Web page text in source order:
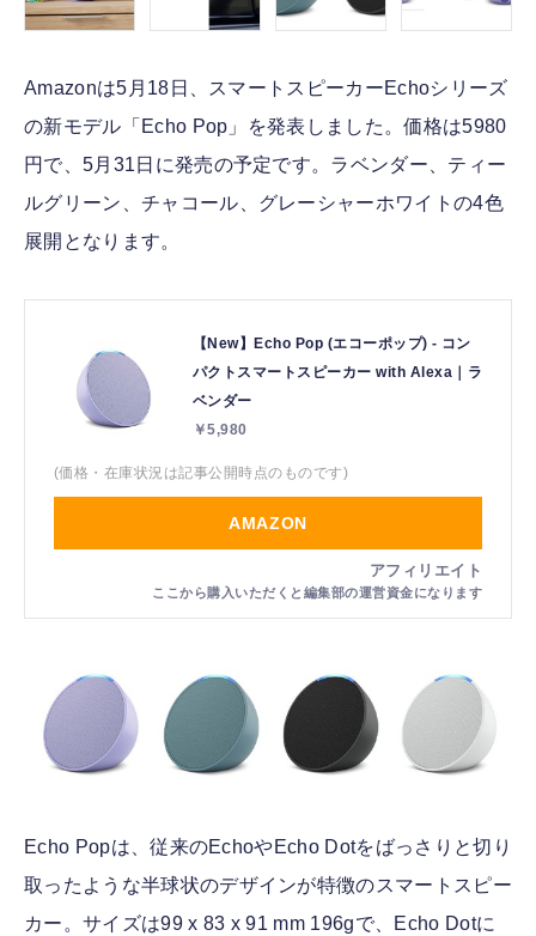
Amazonは5月18日、スマートスピーカーEchoシリーズ
の新モデル「Echo Pop」を発表しました。価格は5980
円で、5月31日に発売の予定です。ラベンダー、ティー
ルグリーン、チャコール、グレーシャーホワイトの4色
展開となります。
【New】Echo Pop (エコーポップ) - コン
パクトスマートスピーカー with Alexa｜ラ
ベンダー
￥5,980
(価格・在庫状況は記事公開時点のものです)
AMAZON
Echo Popは、従来のEchoやEcho Dotをばっさりと切り
取ったような半球状のデザインが特徴のスマートスピー
カー。サイズは99 x 83 x 91 mm 196gで、Echo Dotに